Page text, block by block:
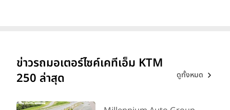
ข่าวรถมอเตอร์ไซค์เคทีเอ็ม KTM
250 ล่าสุด
ดูทั้งหมด